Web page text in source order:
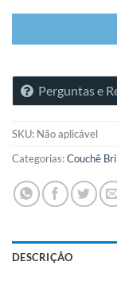
Perguntas e
SKU: Não aplicável
Categorias:Couchê
DESCRIÇÃO